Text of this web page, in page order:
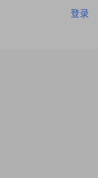
登录